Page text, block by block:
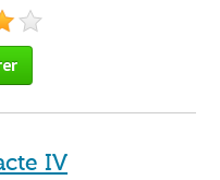
IV